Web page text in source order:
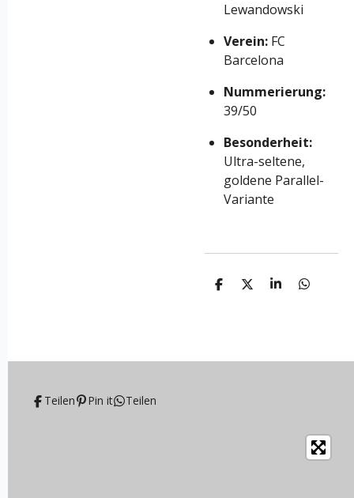
Lewandowski
Verein: FC
Barcelona
Nummerierung:
39/50
Besonderheit:
Ultra-seltene,
goldene Parallel-
Variante
T
T
T
T
Teilen Pin it Teilen